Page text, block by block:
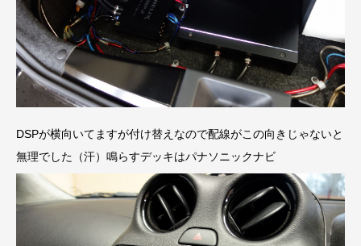
DSPが横向いてますが付け替えなので配線がこの向きじゃないと
無理でした（汗）鳴らすデッキはパナソニックナビ